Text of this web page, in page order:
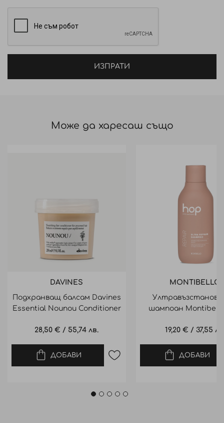
нуждите на скалпа и косата.
Начин на приложение: Нанесете шампоана на
пяна. Изплакнете. Повторете, ако е необходимо.
ИЗПРАТИ
Може да харесаш също
DAVINES
Подхранващ балсам Davines
Essential Nounou Conditioner
28,50 € / 55,74 лв.
ДОБАВИ
MONTIBELLO
шампоан
19,20 € / 37,55
ДОБАВИ